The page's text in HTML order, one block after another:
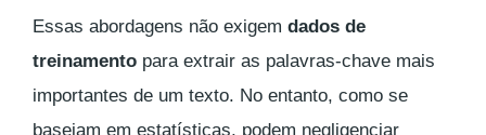
Essas abordagens não exigem dados de
treinamento para extrair as palavras-chave mais
importantes de um texto. No entanto, como se
baseiam em estatísticas, podem negligenciar